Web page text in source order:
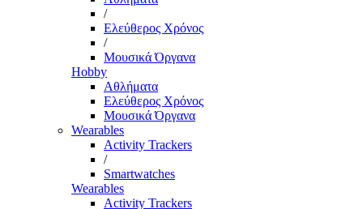
/
Ελεύθερος Χρόνος
/
Μουσικά Όργανα
Hobby
Αθλήματα
Ελεύθερος Χρόνος
Μουσικά Όργανα
Wearables
Activity Trackers
/
Smartwatches
Wearables
Activity Trackers